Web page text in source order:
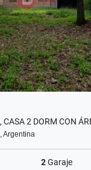
CASA 2 DORM CON
Argentina
2Garaje